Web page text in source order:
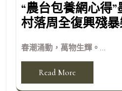
“農台包養網心得
村落周全復興殘
春潮涌動，萬物生輝。...
Read More